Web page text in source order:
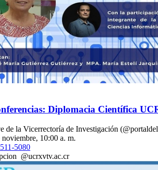
Diplomacia Científica
de la Vicerrectoría de Investigación
10:00 a. m.
5080
@ucrxvtv.ac.cr